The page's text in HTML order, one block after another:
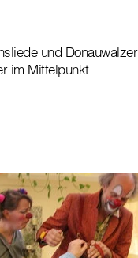
und Donauwalzer
im Mittelpunkt.